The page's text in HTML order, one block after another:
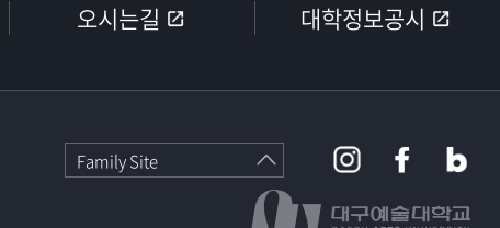
오시는길 대학정보공시
Family Site